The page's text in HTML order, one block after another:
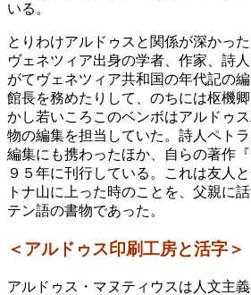
いる。
とりわけアルドゥスと関係が深かっ
ヴェネツィア出身の学者、作家、詩
がてヴェネツィア共和国の年代記の
館長を務めたりして、のちには枢機
かし若いころこのベンボはアルドゥ
物の編集を担当していた。詩人ペト
編集にも携わったほか、自らの著作
９５年に刊行している。これは友人
トナ山に上った時のことを、父親に
テン語の書物であった。
＜アルドゥス印刷工房と活字＞
アルドゥス・マヌティウスは人文主